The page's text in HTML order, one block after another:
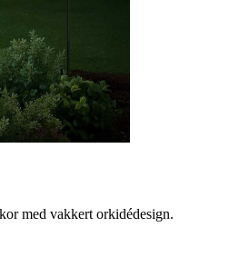
med vakkert orkidédesign.